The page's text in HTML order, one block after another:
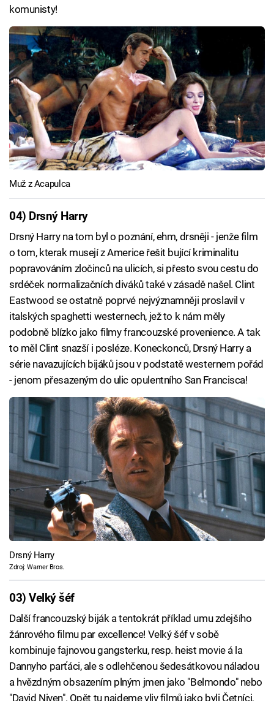
komunisty!
Muž z Acapulca
04) Drsný Harry
Drsný Harry na tom byl o poznání, ehm, drsněji - jenže film
o tom, kterak musejí z Americe řešit bující kriminalitu
popravováním zločinců na ulicích, si přesto svou cestu do
srdéček normalizačních diváků také v zásadě našel. Clint
Eastwood se ostatně poprvé nejvýznamněji proslavil v
italských spaghetti westernech, jež to k nám měly
podobně blízko jako filmy francouzské provenience. A tak
to měl Clint snazší i posléze. Koneckonců, Drsný Harry a
série navazujících bijáků jsou v podstatě westernem pořád
- jenom přesazeným do ulic opulentního San Francisca!
Drsný Harry
Zdroj: Warner Bros.
03) Velký šéf
Další francouzský biják a tentokrát příklad umu zdejšího
žánrového filmu par excellence! Velký šéf v sobě
kombinuje fajnovou gangsterku, resp. heist movie á la
Dannyho parťáci, ale s odlehčenou šedesátkovou náladou
a hvězdným obsazením plným jmen jako "Belmondo" nebo
"David Niven". Opět tu najdeme vliv filmů jako byli Četníci,